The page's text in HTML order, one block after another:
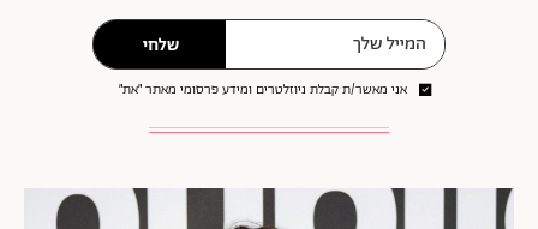
שלחי
אני מאשר/ת קבלת ניוזלטרים ומידע פרסומי מאתר ״את״